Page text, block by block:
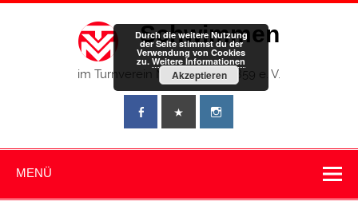
Zum
Schwimmen
im Turnverein Memmingen 1859 e. V.
MENÜ
Durch die weitere Nutzung
der Seite stimmst du der
Verwendung von Cookies
zu. Weitere Informationen
Akzeptieren